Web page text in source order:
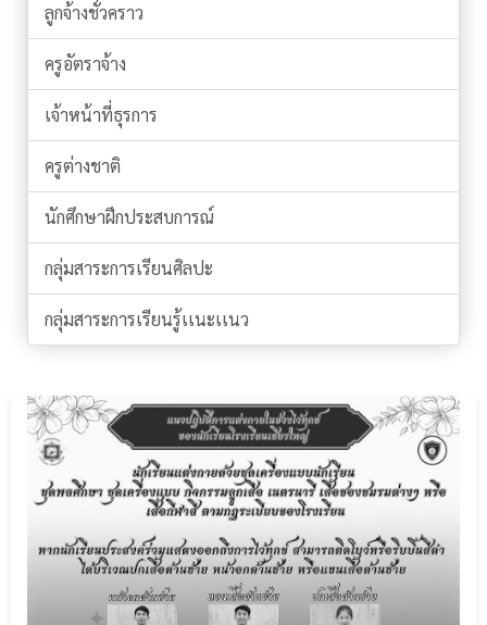
ลูกจ้างชั่วคราว
ครูอัตราจ้าง
เจ้าหน้าที่ธุรการ
ครูต่างชาติ
นักศึกษาฝึกประสบการณ์
กลุ่มสาระการเรียนศิลปะ
กลุ่มสาระการเรียนรู้เเนะเเนว